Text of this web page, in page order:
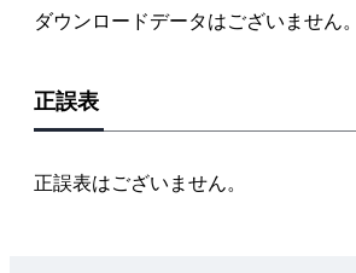
ダウンロードデータはございません。
正誤表
正誤表はございません。